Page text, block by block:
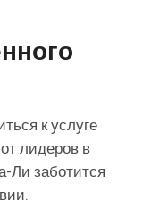
к услуге
лидеров в
Ли заботится